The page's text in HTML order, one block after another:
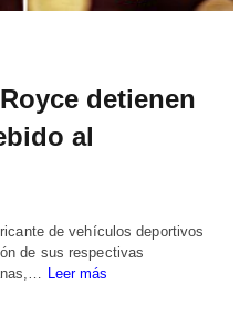
detienen
al
de vehículos deportivos
de sus respectivas
Leer más